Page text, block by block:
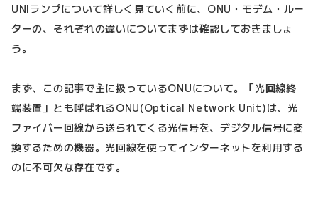
UNIランプについて詳しく見ていく前に、ONU・モデム・ルー
ターの、それぞれの違いについてまずは確認しておきましょ
う。
まず、この記事で主に扱っているONUについて。「光回線終
端装置」とも呼ばれるONU(Optical Network Unit)は、光
ファイバー回線から送られてくる光信号を、デジタル信号に変
換するための機器。光回線を使ってインターネットを利用する
のに不可欠な存在です。